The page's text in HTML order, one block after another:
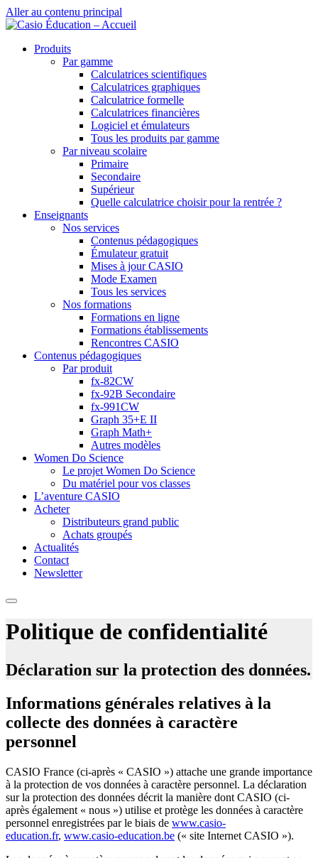
Aller au contenu principal
Produits
Par gamme
Calculatrices scientifiques
Calculatrices graphiques
Calculatrice formelle
Calculatrices financières
Logiciel et émulateurs
Tous les produits par gamme
Par niveau scolaire
Primaire
Secondaire
Supérieur
Quelle calculatrice choisir pour la rentrée ?
Enseignants
Nos services
Contenus pédagogiques
Émulateur gratuit
Mises à jour CASIO
Mode Examen
Tous les services
Nos formations
Formations en ligne
Formations établissements
Rencontres CASIO
Contenus pédagogiques
Par produit
fx-82CW
fx-92B Secondaire
fx-991CW
Graph 35+E II
Graph Math+
Autres modèles
Women Do Science
Le projet Women Do Science
Du matériel pour vos classes
L’aventure CASIO
Acheter
Distributeurs grand public
Achats groupés
Actualités
Contact
Newsletter
Politique de confidentialité
Déclaration sur la protection des données.
Informations générales relatives à la
collecte des données à caractère
personnel
CASIO France (ci-après « CASIO ») attache une grande importance
à la protection de vos données à caractère personnel. La déclaration
sur la protection des données décrit la manière dont CASIO (ci-
après également « nous ») utilise et protège les données à caractère
personnel enregistrées par le biais de www.casio-
education.fr, www.casio-education.be (« site Internet CASIO »).